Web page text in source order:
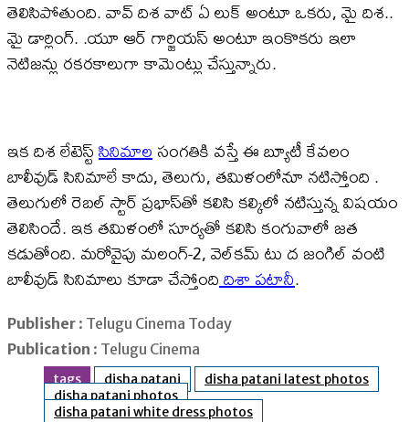
తెలిసిపోతుంది. వావ్ దిశ వాట్ ఏ లుక్ అంటూ ఒకరు, మై దిశ..
మై డార్లింగ్. .యూ ఆర్ గార్జియస్ అంటూ ఇంకొకరు ఇలా
నెటిజన్లు రకరకాలుగా కామెంట్లు చేస్తున్నారు.
ఇక దిశ లేటెస్ట్సినిమాలసంగతికి వస్తే ఈ బ్యూటీ కేవలం
బాలీవుడ్ సినిమాలే కాదు, తెలుగు, తమిళంలోనూ నటిస్తోంది .
తెలుగులో రెబల్ స్టార్ ప్రభాస్​తో కలిసి కల్కిలో నటిస్తున్న విషయం
తెలిసిందే. ఇక తమిళంలో సూర్యతో కలిసి కంగువాలో జత
కడుతోంది. మరోవైపు మలంగ్-2, వెల్​కమ్ టు ద జంగిల్​ వంటి
బాలీవుడ్ సినిమాలు కూడా చేస్తోందిదిశా పటానీ.
Publisher : Telugu Cinema Today
Publication : Telugu Cinema
tags disha patani
disha patani latest photos
disha patani photos
disha patani white dress photos